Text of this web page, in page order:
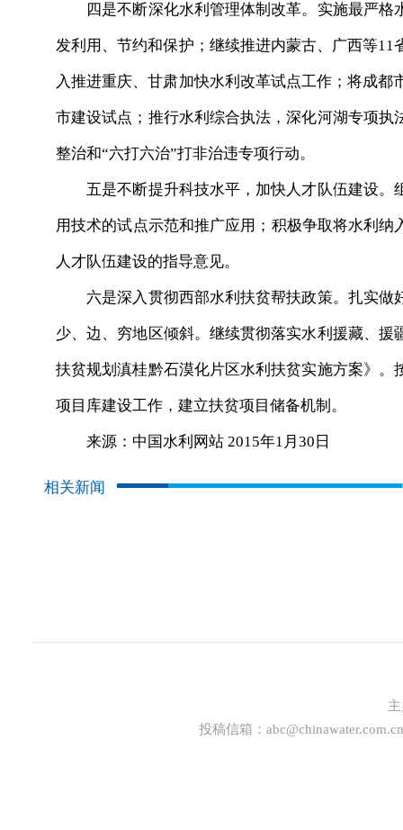
四是不断深化水利管理体制改革。实施最严格
发利用、节约和保护；继续推进内蒙古、广西等
入推进重庆、甘肃加快水利改革试点工作；将成
市建设试点；推行水利综合执法，深化河湖专项
整治和“六打六治”打非治违专项行动。
五是不断提升科技水平，加快人才队伍建设。
用技术的试点示范和推广应用；积极争取将水利
人才队伍建设的指导意见。
六是深入贯彻西部水利扶贫帮扶政策。扎实做
少、边、穷地区倾斜。继续贯彻落实水利援藏、
扶贫规划滇桂黔石漠化片区水利扶贫实施方案》
项目库建设工作，建立扶贫项目储备机制。
来源：中国水利网站 2015年1月30日
相关新闻
投稿信箱： abc@chinawater.com.cn